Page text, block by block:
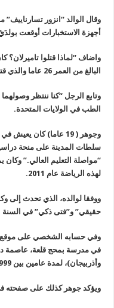
وقال الوالد “انزور
أجهزة الاستخبارات أوقعت
واضاف “لماذا قتلوا تاميرلان؟
البالغ من العمر 26 عاما والذي قتل ليل الخميس الجمعة.
وتابع الرجل “كنا ننتظر
الطب في الولايات المتحدة.
وجوهر ( 19 عاما) كان
“مواصلة التعليم العالي.”وكان
لهذه الرياضة عام 2011
.
ووفقا لوالده، الذي تحدث إلى
حقيقي”و”فتى ذكي” في السنة
وفي حسابه الشخصي على
في مدرسة بمحج قلعة، عاصمة
وأذربيجان)، لمدة عامين بين 1999 و 2001
ويؤكد جوهر كذلك على صفحته